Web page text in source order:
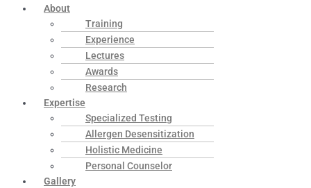
About
Training
Experience
Lectures
Awards
Research
Expertise
Specialized Testing
Allergen Desensitization
Holistic Medicine
Personal Counselor
Gallery